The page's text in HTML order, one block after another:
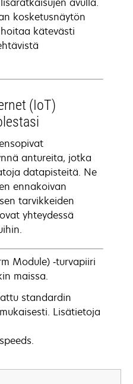
kosketusnäytön
kätevästi
(IoT)
antureita, jotka
datapisteitä. Ne
ennakoivan
tarvikkeiden
yhteydessä
Module) ‑turvapiiri
maissa.
standardin
Lisätietoja